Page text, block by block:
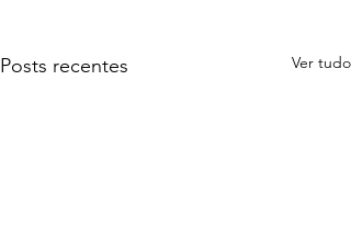
Posts recentes Ver tudo